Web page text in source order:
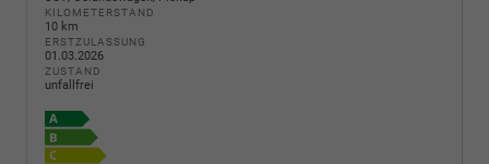
KILOMETERSTAND
10 km
ERSTZULASSUNG
01.03.2026
ZUSTAND
unfallfrei